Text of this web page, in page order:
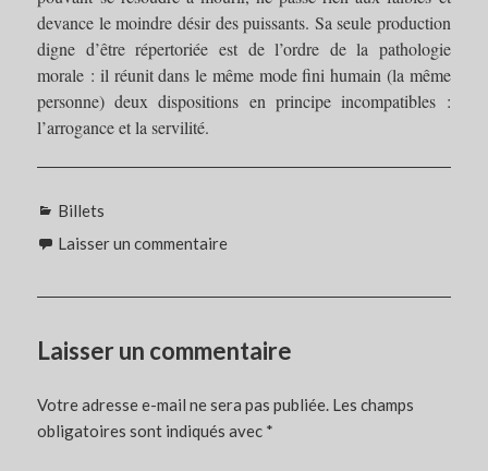
devance le moindre désir des puissants. Sa seule production
digne d’être répertoriée est de l’ordre de la pathologie
morale : il réunit dans le même mode fini humain (la même
personne) deux dispositions en principe incompatibles :
l’arrogance et la servilité.
Catégories
Billets
Laisser un commentaire
Laisser un commentaire
Votre adresse e-mail ne sera pas publiée. Les champs
obligatoires sont indiqués avec *